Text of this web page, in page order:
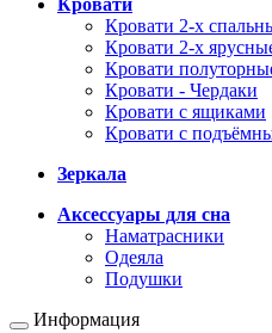
Кровати
Кровати 2-х
Кровати 2-х
Кровати
Кровати - Чердаки
Кровати с ящиками
Кровати с
Зеркала
Аксессуары для сна
Наматрасники
Одеяла
Подушки
Информация